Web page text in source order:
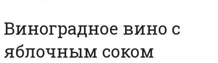
Виноградное вино с
яблочным соком